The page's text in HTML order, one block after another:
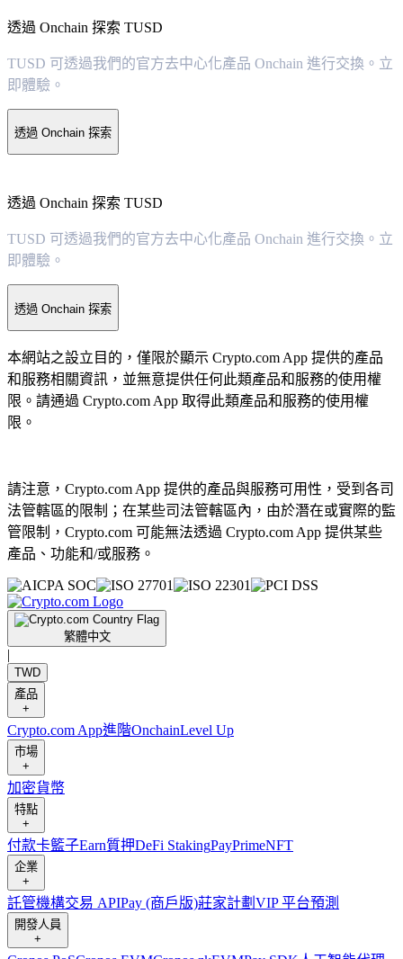
透過 Onchain 探索 TUSD
TUSD 可透過我們的官方去中心化產品 Onchain 進行交換。立
即體驗。
透過 Onchain 探索
透過 Onchain 探索 TUSD
TUSD 可透過我們的官方去中心化產品 Onchain 進行交換。立
即體驗。
透過 Onchain 探索
本網站之設立目的，僅限於顯示 Crypto.com App 提供的產品
和服務相關資訊，並無意提供任何此類產品和服務的使用權
限。請通過 Crypto.com App 取得此類產品和服務的使用權
限。
請注意，Crypto.com App 提供的產品與服務可用性，受到各司
法管轄區的限制；在某些司法管轄區內，由於潛在或實際的監
管限制，Crypto.com 可能無法透過 Crypto.com App 提供某些
產品、功能和/或服務。
繁體中文
|
TWD
產品
+
Crypto.com App進階OnchainLevel Up
市場
+
加密貨幣
特點
+
付款卡籃子Earn質押DeFi StakingPayPrimeNFT
企業
+
託管機構交易 APIPay (商戶版)莊家計劃 VIP 平台預測
開發人員
+